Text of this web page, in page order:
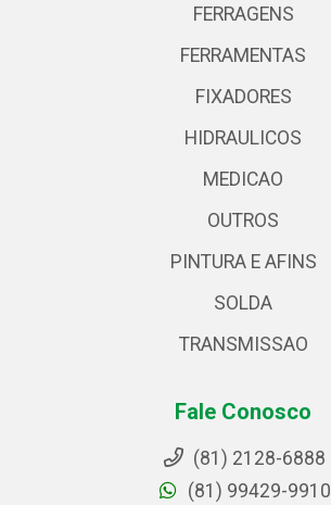
FERRAGENS
FERRAMENTAS
FIXADORES
HIDRAULICOS
MEDICAO
OUTROS
PINTURA E AFINS
SOLDA
TRANSMISSAO
Fale Conosco
(81) 2128-6888
(81) 99429-9910